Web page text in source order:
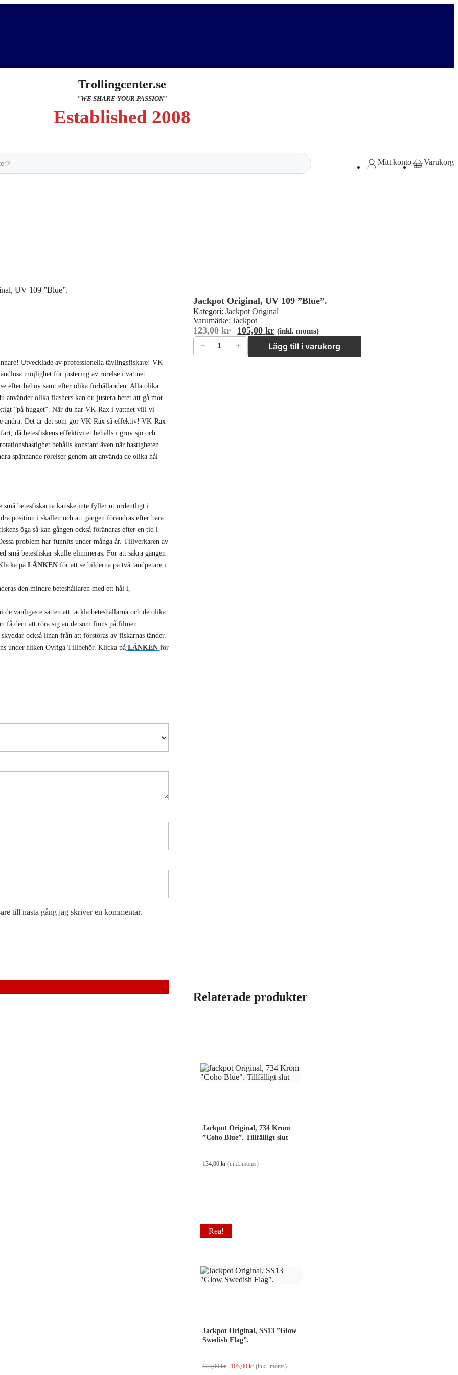
Trollingcenter.se
"WE SHARE YOUR PASSION"
Established 2008
Sök
Mitt konto Varukorg
UV 109 ”Blue”.
Jackpot Original, UV 109 ”Blue”.
123,00kr
Det
ursprungliga
priset
105,00krDet
nuvarande
priset
(inkl. moms)
Jackpot Original, UV 109 "Blue". mängd
− ＋ Lägg till i varukorg
Kategori:Jackpot Original
Varumärke:Jackpot
Utvecklade av professionella tävlingsfiskare! VK-
möjlighet för justering av rörelse i vattnet.
efter behov samt efter olika förhållanden. Alla olika
olika flashers kan du justera betet att gå mot
”på hugget”. När du har VK-Rax i vattnet vill vi
andra. Det är det som gör VK-Rax så effektiv! VK-Rax
då betesfiskens effektivitet behålls i grov sjö och
behålls konstant även när hastigheten
spännande rörelser genom att använda de olika hål
små betesfiskarna kanske inte fyller ut ordentligt i
position i skallen och att gången förändras efter bara
öga så kan gången också förändras efter en tid i
problem har funnits under många år. Tillverkaren av
betesfiskar skulle elimineras. För att säkra gången
på LÄNKEN för att se bilderna på två tandpetare i
den mindre beteshållaren med ett hål i,
vanligaste sätten att tackla beteshållarna och de olika
få dem att röra sig än de som finns på filmen.
också linan från att förstöras av fiskarnas tänder.
under fliken Övriga Tillbehör. Klicka på LÄNKEN för
till nästa gång jag skriver en kommentar.
Relaterade produkter
Jackpot Original, 734 Krom
”Coho Blue”. Tillfälligt slut
134,00kr (inkl. moms)
Rea!
Jackpot Original, SS13 ”Glow
Swedish Flag”.
123,00kr
Det
105,00krDet
(inkl. moms)